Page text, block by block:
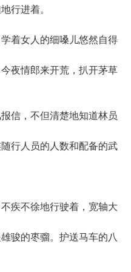
行进着。
着女人的细嗓儿悠然自得
夜情郎来开荒，扒开茅草
，不但清楚地知道林员
行人员的人数和配备的武
不徐地行驶着，宽轴大
骏的枣骝。护送马车的八